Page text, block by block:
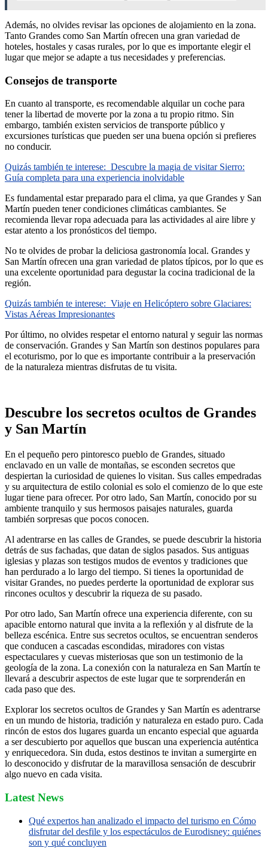
Además, no olvides revisar las opciones de alojamiento en la zona.
Tanto Grandes como San Martín ofrecen una gran variedad de
hoteles, hostales y casas rurales, por lo que es importante elegir el
lugar que mejor se adapte a tus necesidades y preferencias.
Consejos de transporte
En cuanto al transporte, es recomendable alquilar un coche para
tener la libertad de moverte por la zona a tu propio ritmo. Sin
embargo, también existen servicios de transporte público y
excursiones turísticas que pueden ser una buena opción si prefieres
no conducir.
Quizás también te interese: Descubre la magia de visitar Sierro:
Guía completa para una experiencia inolvidable
Es fundamental estar preparado para el clima, ya que Grandes y San
Martín pueden tener condiciones climáticas cambiantes. Se
recomienda llevar ropa adecuada para las actividades al aire libre y
estar atento a los pronósticos del tiempo.
No te olvides de probar la deliciosa gastronomía local. Grandes y
San Martín ofrecen una gran variedad de platos típicos, por lo que es
una excelente oportunidad para degustar la cocina tradicional de la
región.
Quizás también te interese: Viaje en Helicóptero sobre Glaciares:
Vistas Aéreas Impresionantes
Por último, no olvides respetar el entorno natural y seguir las normas
de conservación. Grandes y San Martín son destinos populares para
el ecoturismo, por lo que es importante contribuir a la preservación
de la naturaleza mientras disfrutas de tu visita.
Descubre los secretos ocultos de Grandes
y San Martín
En el pequeño pero pintoresco pueblo de Grandes, situado
enclavado en un valle de montañas, se esconden secretos que
despiertan la curiosidad de quienes lo visitan. Sus calles empedradas
y su arquitectura de estilo colonial es solo el comienzo de lo que este
lugar tiene para ofrecer. Por otro lado, San Martín, conocido por su
ambiente tranquilo y sus hermosos paisajes naturales, guarda
también sorpresas que pocos conocen.
Al adentrarse en las calles de Grandes, se puede descubrir la historia
detrás de sus fachadas, que datan de siglos pasados. Sus antiguas
iglesias y plazas son testigos mudos de eventos y tradiciones que
han perdurado a lo largo del tiempo. Si tienes la oportunidad de
visitar Grandes, no puedes perderte la oportunidad de explorar sus
rincones ocultos y descubrir la riqueza de su pasado.
Por otro lado, San Martín ofrece una experiencia diferente, con su
apacible entorno natural que invita a la reflexión y al disfrute de la
belleza escénica. Entre sus secretos ocultos, se encuentran senderos
que conducen a cascadas escondidas, miradores con vistas
espectaculares y cuevas misteriosas que son un testimonio de la
geología de la zona. La conexión con la naturaleza en San Martín te
llevará a descubrir aspectos de este lugar que te sorprenderán en
cada paso que des.
Explorar los secretos ocultos de Grandes y San Martín es adentrarse
en un mundo de historia, tradición y naturaleza en estado puro. Cada
rincón de estos dos lugares guarda un encanto especial que aguarda
a ser descubierto por aquellos que buscan una experiencia auténtica
y enriquecedora. Sin duda, estos destinos te invitan a sumergirte en
lo desconocido y disfrutar de la maravillosa sensación de descubrir
algo nuevo en cada visita.
Latest News
Qué expertos han analizado el impacto del turismo en Cómo
disfrutar del desfile y los espectáculos de Eurodisney: quiénes
son y qué concluyen